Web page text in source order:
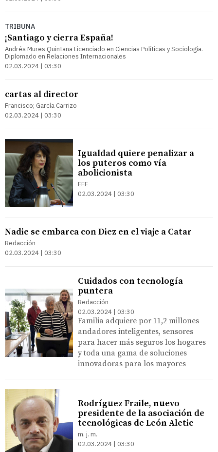
TRIBUNA
¡Santiago y cierra España!
Andrés Mures Quintana Licenciado en Ciencias Políticas y Sociología.
Diplomado en Relaciones Internacionales
02.03.2024 | 03:30
cartas al director
Francisco; García Carrizo
02.03.2024 | 03:30
Igualdad quiere penalizar a
los puteros como vía
abolicionista
EFE
02.03.2024 | 03:30
Nadie se embarca con Diez en el viaje a Catar
Redacción
02.03.2024 | 03:30
Cuidados con tecnología
puntera
Redacción
02.03.2024 | 03:30
Familia adquiere por 11,2 millones
andadores inteligentes, sensores
para hacer más seguros los hogares
y toda una gama de soluciones
innovadoras para los mayores
Rodríguez Fraile, nuevo
presidente de la asociación de
tecnológicas de León Aletic
m. j. m.
02.03.2024 | 03:30